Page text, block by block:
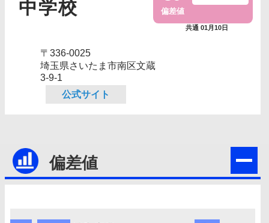
中学校
偏差値
共通 01月10日
〒336-0025
埼玉県さいたま市南区文蔵
3-9-1
公式サイト
偏差値